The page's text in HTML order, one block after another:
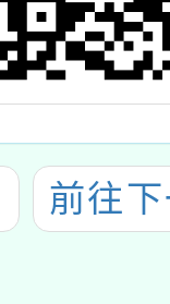
前往